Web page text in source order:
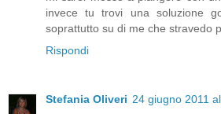
invece tu trovi una soluzione
soprattutto su di me che stravedo
Rispondi
Stefania Oliveri 24 giugno 2011